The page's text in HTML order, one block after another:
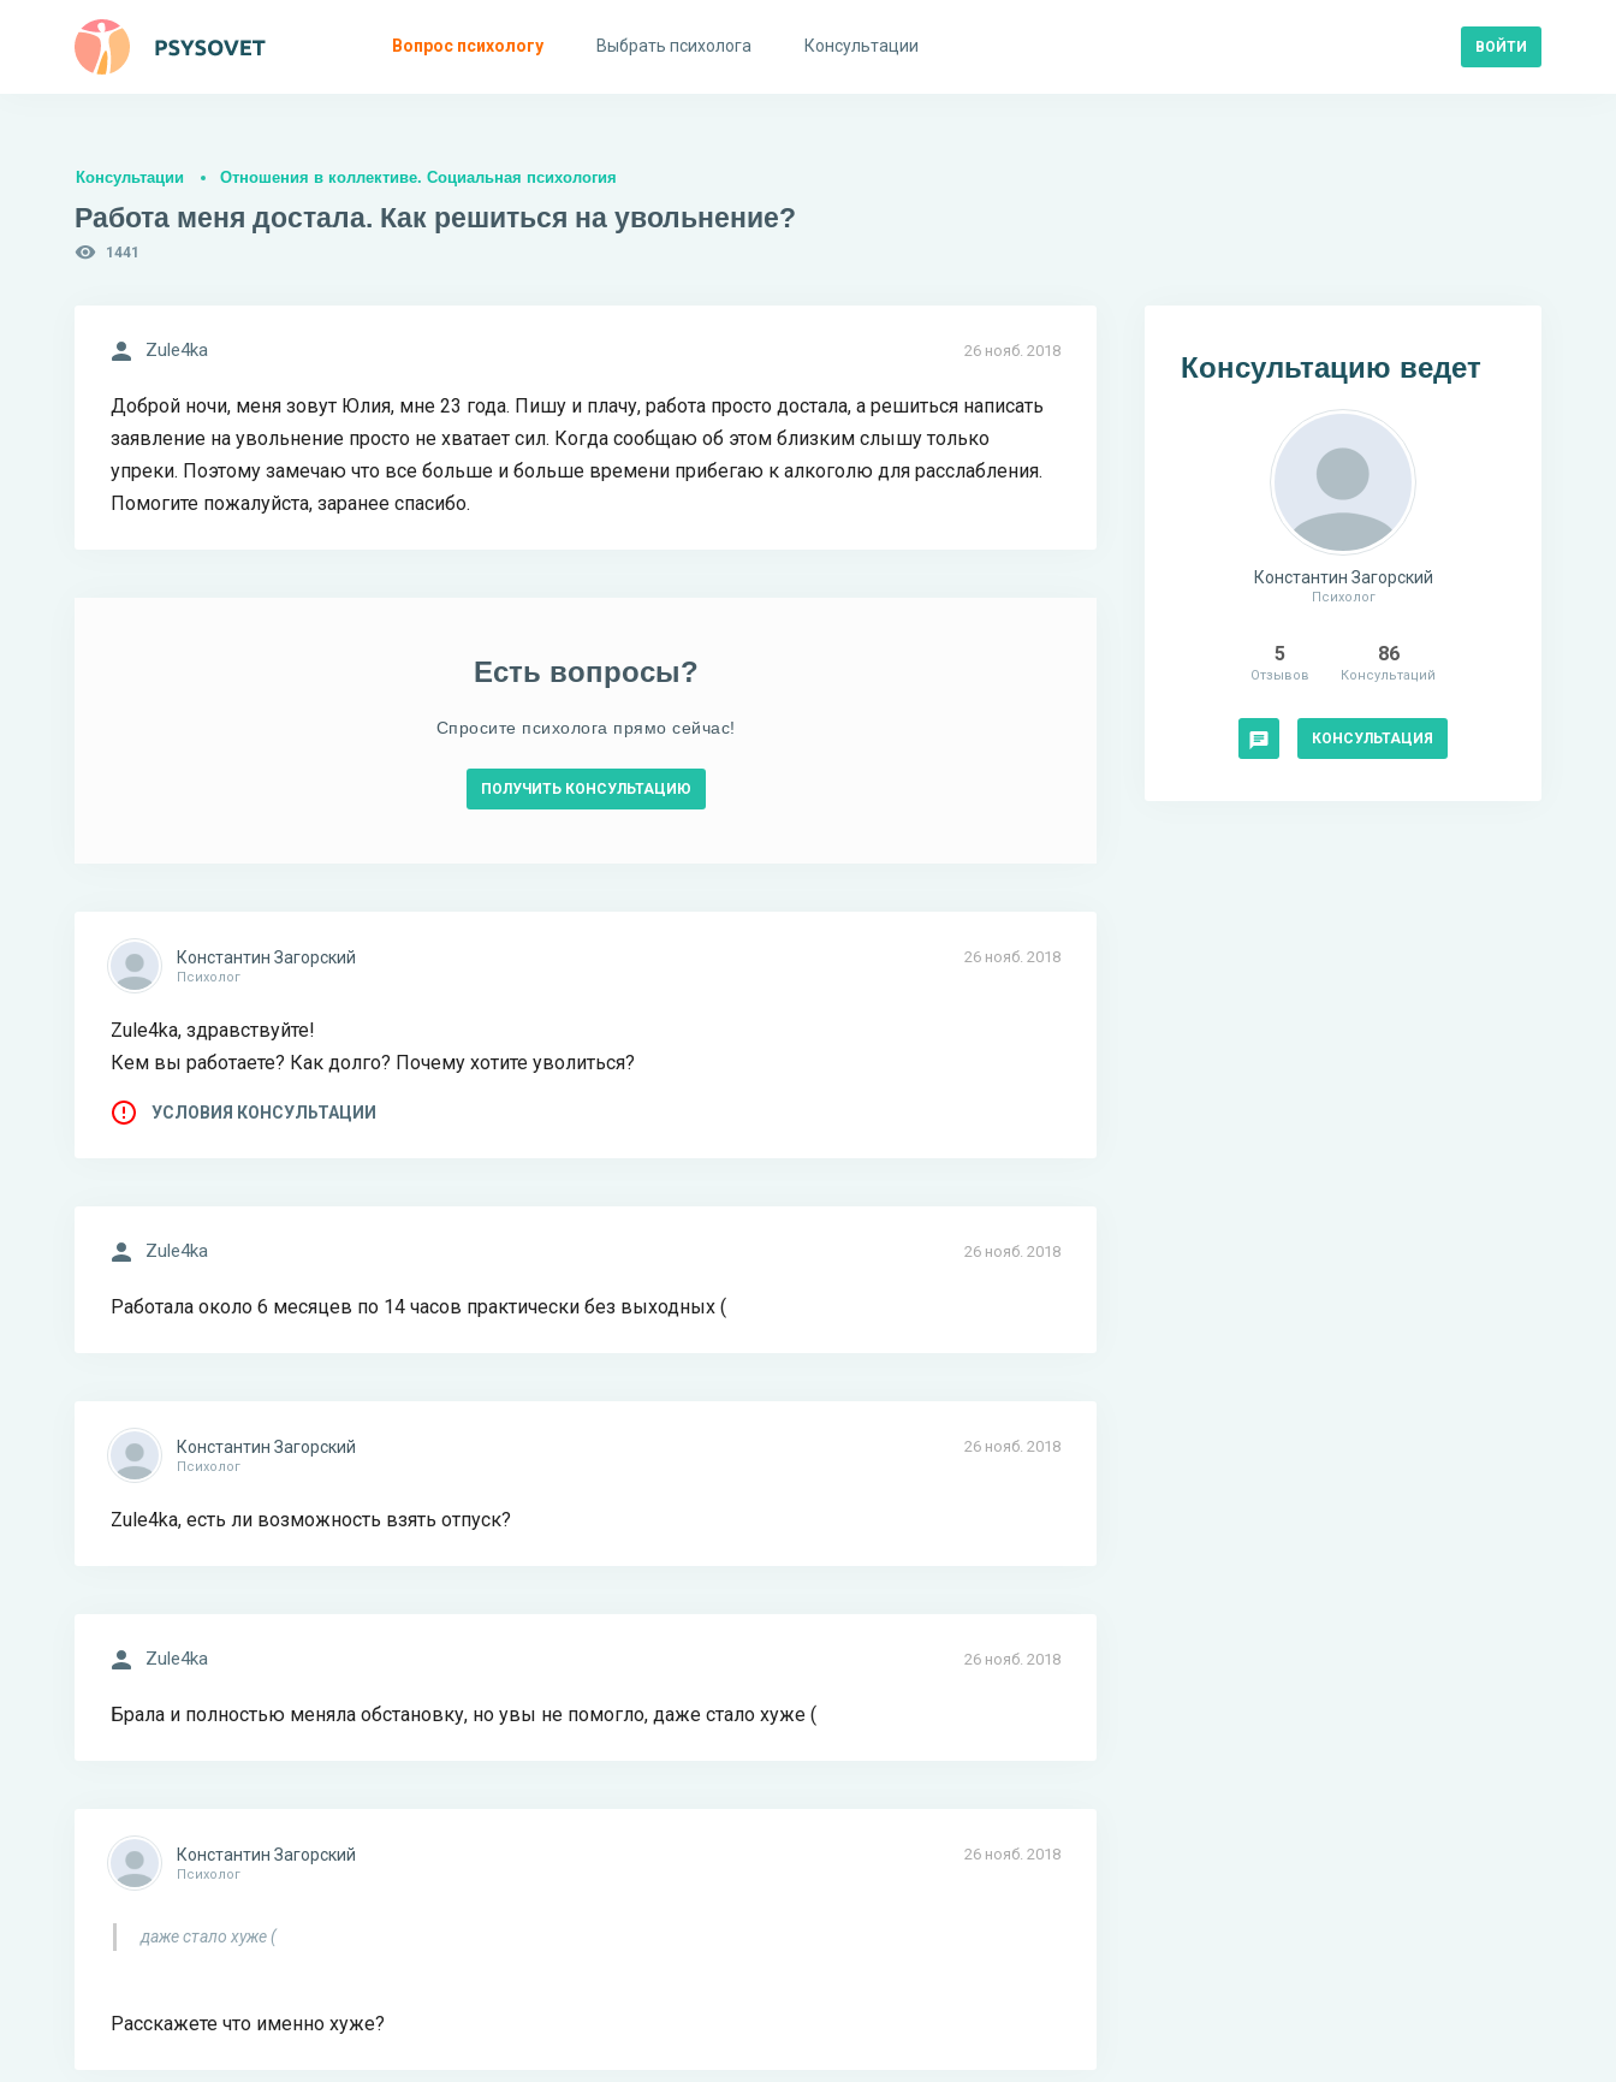
Вопрос психологу Выбрать психолога Консультации ВОЙТИ
Консультации Отношения в коллективе. Социальная психология
Работа меня достала. Как решиться на увольнение?
1441
26 нояб. 2018
Zule4ka
Доброй ночи, меня зовут Юлия, мне 23 года. Пишу и плачу, работа просто достала, а решиться написать
заявление на увольнение просто не хватает сил. Когда сообщаю об этом близким слышу только
упреки. Поэтому замечаю что все больше и больше времени прибегаю к алкоголю для расслабления.
Помогите пожалуйста, заранее спасибо.
Есть вопросы?
Спросите психолога прямо сейчас!
ПОЛУЧИТЬ КОНСУЛЬТАЦИЮ
26 нояб. 2018
Константин Загорский
Психолог
Zule4ka, здравствуйте!
Кем вы работаете? Как долго? Почему хотите уволиться?
УСЛОВИЯ КОНСУЛЬТАЦИИ
26 нояб. 2018
Zule4ka
Работала около 6 месяцев по 14 часов практически без выходных (
26 нояб. 2018
Константин Загорский
Психолог
Zule4ka, есть ли возможность взять отпуск?
26 нояб. 2018
Zule4ka
Брала и полностью меняла обстановку, но увы не помогло, даже стало хуже (
26 нояб. 2018
Константин Загорский
Психолог
даже стало хуже (
Расскажете что именно хуже?
Консультацию ведет
Константин Загорский
Психолог
5
Отзывов
86
Консультаций
КОНСУЛЬТАЦИЯ